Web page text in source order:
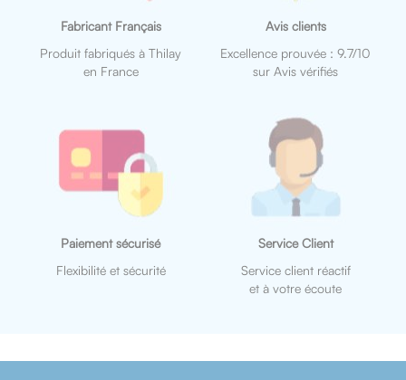
Fabricant Français
Produit fabriqués à Thilay
en France
Avis clients
Excellence prouvée : 9.7/10
sur Avis vérifiés
Paiement sécurisé
Flexibilité et sécurité
Service Client
Service client réactif
et à votre écoute